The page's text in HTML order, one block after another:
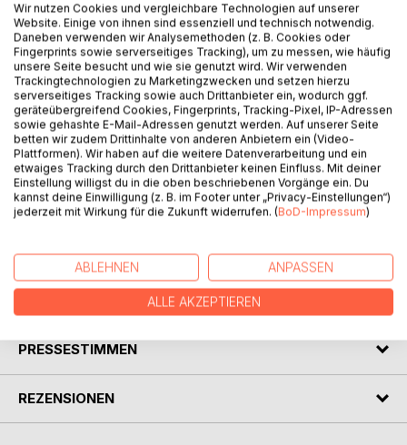
BESCHREIBUNG
Vor 80 Jahren beschäftigte mich als Kind die Frage: Warum
scheiden wir das gute, schmackhafte Essen als so stinkige
Masse wieder aus und warum wird darüber nicht gern
gesprochen? Seit dem Mittelalter bis heute wurden diese
menschlichen Ausscheidungen mit sehr unterschiedlichen
Methoden und Mitteln gesammelt, entsorgt oder
verwertet. Toiletten spielten dabei immer eine
entscheidende Rolle. Ich will dazu meine Erlebnisse und
PRESSESTIMMEN
REZENSIONEN
Wir nutzen Cookies und vergleichbare Technologien auf unserer
Website. Einige von ihnen sind essenziell und technisch notwendig.
Daneben verwenden wir Analysemethoden (z. B. Cookies oder
Fingerprints sowie serverseitiges Tracking), um zu messen, wie häufig
unsere Seite besucht und wie sie genutzt wird. Wir verwenden
Trackingtechnologien zu Marketingzwecken und setzen hierzu
serverseitiges Tracking sowie auch Drittanbieter ein, wodurch ggf.
geräteübergreifend Cookies, Fingerprints, Tracking-Pixel, IP-Adressen
sowie gehashte E-Mail-Adressen genutzt werden. Auf unserer Seite
betten wir zudem Drittinhalte von anderen Anbietern ein (Video-
Plattformen). Wir haben auf die weitere Datenverarbeitung und ein
etwaiges Tracking durch den Drittanbieter keinen Einfluss. Mit deiner
Einstellung willigst du in die oben beschriebenen Vorgänge ein. Du
kannst deine Einwilligung (z. B. im Footer unter „Privacy-Einstellungen“)
jederzeit mit Wirkung für die Zukunft widerrufen. (BoD-Impressum)
ABLEHNEN ANPASSEN
ALLE AKZEPTIEREN